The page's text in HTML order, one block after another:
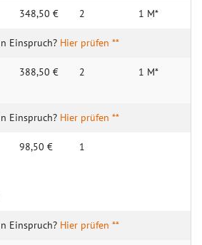
348,50 € 2 1 M*
Hier prüfen **
388,50 € 2 1 M*
Hier prüfen **
98,50 € 1
Hier prüfen **